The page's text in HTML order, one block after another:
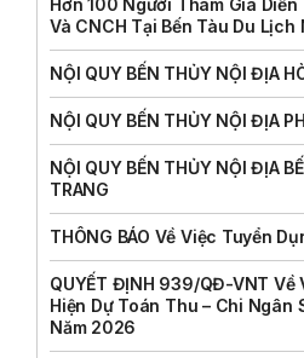
Và CNCH Tại Bến Tàu Du Lịch
NỘI QUY BẾN THỦY NỘI ĐỊA
NỘI QUY BẾN THỦY NỘI ĐỊA
NỘI QUY BẾN THỦY NỘI ĐỊA
TRANG
THÔNG BÁO Về Việc Tuyển
QUYẾT ĐỊNH 939/QĐ-VNT
Hiện Dự Toán Thu – Chi
Năm 2026